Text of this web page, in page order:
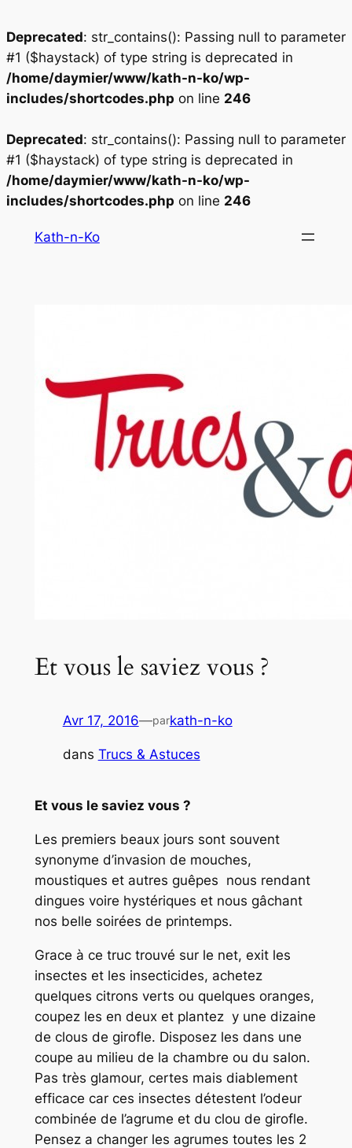
Deprecated: str_contains(): Passing null to parameter
#1 ($haystack) of type string is deprecated in
/home/daymier/www/kath-n-ko/wp-
includes/shortcodes.php on line 246
Deprecated: str_contains(): Passing null to parameter
#1 ($haystack) of type string is deprecated in
/home/daymier/www/kath-n-ko/wp-
includes/shortcodes.php on line 246
Kath-n-Ko
Et vous le saviez vous ?
Avr 17, 2016—parkath-n-ko
dans Trucs & Astuces
Et vous le saviez vous ?
Les premiers beaux jours sont souvent
synonyme d’invasion de mouches,
moustiques et autres guêpes nous rendant
dingues voire hystériques et nous gâchant
nos belle soirées de printemps.
Grace à ce truc trouvé sur le net, exit les
insectes et les insecticides, achetez
quelques citrons verts ou quelques oranges,
coupez les en deux et plantez y une dizaine
de clous de girofle. Disposez les dans une
coupe au milieu de la chambre ou du salon.
Pas très glamour, certes mais diablement
efficace car ces insectes détestent l’odeur
combinée de l’agrume et du clou de girofle.
Pensez a changer les agrumes toutes les 2